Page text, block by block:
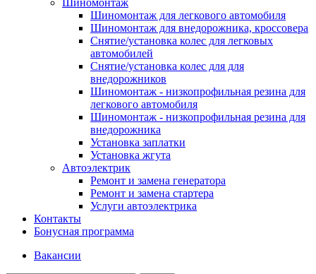
Шиномонтаж
Шиномонтаж для легкового автомобиля
Шиномонтаж для внедорожника, кроссовера
Снятие/установка колес для легковых
автомобилей
Снятие/установка колес для для
внедорожников
Шиномонтаж - низкопрофильная резина для
легкового автомобиля
Шиномонтаж - низкопрофильная резина для
внедорожника
Установка заплатки
Установка жгута
Автоэлектрик
Ремонт и замена генератора
Ремонт и замена стартера
Услуги автоэлектрика
Контакты
Бонусная программа
Вакансии